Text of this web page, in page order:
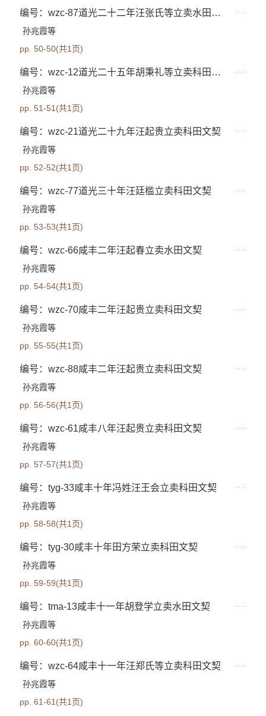
编号：wzc-87道光二十二年汪张氏等立卖水田文契
孙兆霞等
pp. 50-50(共1页)
编号：wzc-12道光二十五年胡秉礼等立卖科田文契
孙兆霞等
pp. 51-51(共1页)
编号：wzc-21道光二十九年汪起贵立卖科田文契
孙兆霞等
pp. 52-52(共1页)
编号：wzc-77道光三十年汪廷槛立卖科田文契
孙兆霞等
pp. 53-53(共1页)
编号：wzc-66咸丰二年汪起春立卖水田文契
孙兆霞等
pp. 54-54(共1页)
编号：wzc-70咸丰二年汪起贵立卖科田文契
孙兆霞等
pp. 55-55(共1页)
编号：wzc-88咸丰二年汪起贵立卖科田文契
孙兆霞等
pp. 56-56(共1页)
编号：wzc-61咸丰八年汪起贵立卖科田文契
孙兆霞等
pp. 57-57(共1页)
编号：tyg-33咸丰十年冯姓汪王会立卖科田文契
孙兆霞等
pp. 58-58(共1页)
编号：tyg-30咸丰十年田方荣立卖科田文契
孙兆霞等
pp. 59-59(共1页)
编号：tma-13咸丰十一年胡登学立卖水田文契
孙兆霞等
pp. 60-60(共1页)
编号：wzc-64咸丰十一年汪郑氏等立卖科田文契
孙兆霞等
pp. 61-61(共1页)